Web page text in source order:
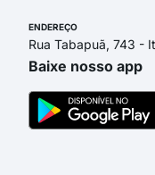
ENDEREÇO
Rua Tabapuã, 743 -
Baixe nosso app